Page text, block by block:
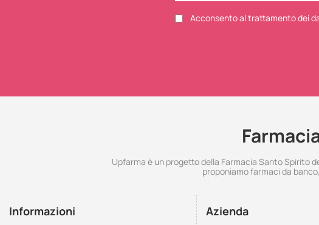
Acconsento al trattamento dei
Upfarma è un progetto della Farmacia Santo Spirito
proponiamo farmaci da
Informazioni Azienda